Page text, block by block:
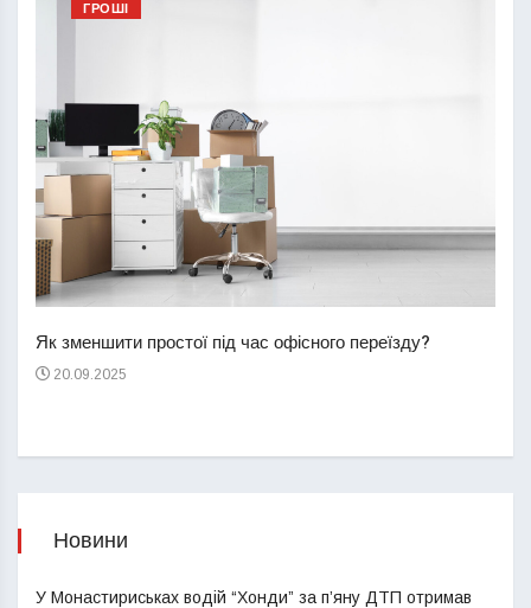
ГРОШІ
Як зменшити простої під час офісного переїзду?
20.09.2025
Новини
У Монастириськах водій “Хонди” за п’яну ДТП отримав